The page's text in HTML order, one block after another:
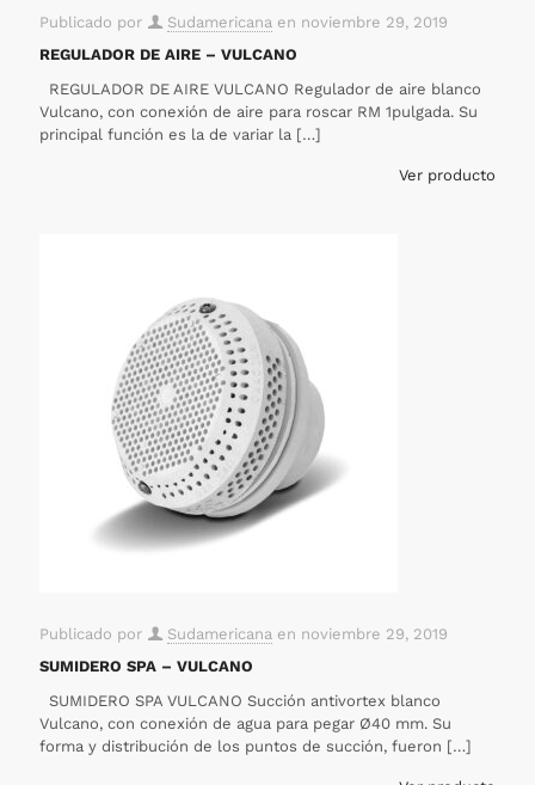
Publicado por Sudamericana en noviembre 29, 2019
REGULADOR DE AIRE – VULCANO
REGULADOR DE AIRE VULCANO Regulador de aire blanco
Vulcano, con conexión de aire para roscar RM 1pulgada. Su
principal función es la de variar la […]
Ver producto
Publicado por Sudamericana en noviembre 29, 2019
SUMIDERO SPA – VULCANO
SUMIDERO SPA VULCANO Succión antivortex blanco
Vulcano, con conexión de agua para pegar Ø40 mm. Su
forma y distribución de los puntos de succión, fueron […]